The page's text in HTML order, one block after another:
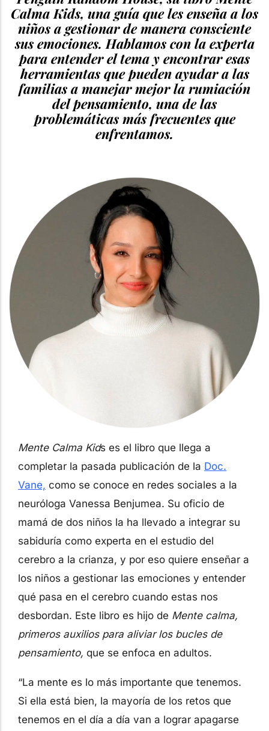
Calma Kids, una guía que les enseña a los
niños a gestionar de manera consciente
sus emociones. Hablamos con la experta
para entender el tema y encontrar esas
herramientas que pueden ayudar a las
familias a manejar mejor la rumiación
del pensamiento, una de las
problemáticas más frecuentes que
enfrentamos.
Mente Calma Kids es el libro que llega a
completar la pasada publicación de la Doc.
Vane, como se conoce en redes sociales a la
neuróloga Vanessa Benjumea. Su oficio de
mamá de dos niños la ha llevado a integrar su
sabiduría como experta en el estudio del
cerebro a la crianza, y por eso quiere enseñar a
los niños a gestionar las emociones y entender
qué pasa en el cerebro cuando estas nos
desbordan. Este libro es hijo de Mente calma,
primeros auxilios para aliviar los bucles de
pensamiento, que se enfoca en adultos.
“La mente es lo más importante que tenemos.
Si ella está bien, la mayoría de los retos que
tenemos en el día a día van a lograr apagarse